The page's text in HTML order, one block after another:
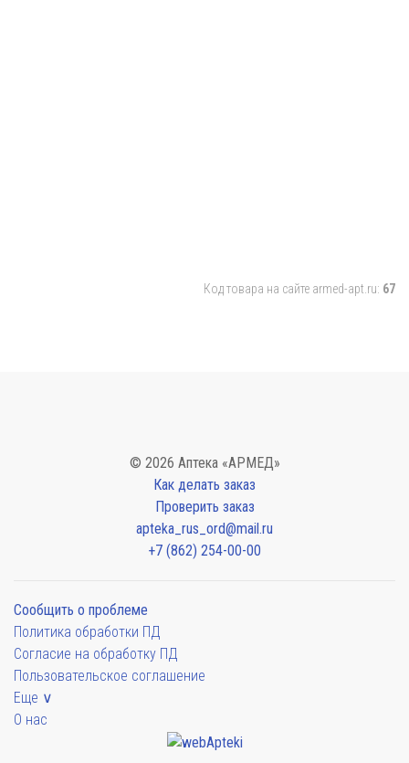
Код товара на сайте armed-apt.ru: 67
© 2026 Аптека «АРМЕД»
Как делать заказ
Проверить заказ
apteka_rus_ord@mail.ru
+7 (862) 254-00-00
Сообщить о проблеме
Политика обработки ПД
Согласие на обработку ПД
Пользовательское соглашение
Еще ∨
О нас